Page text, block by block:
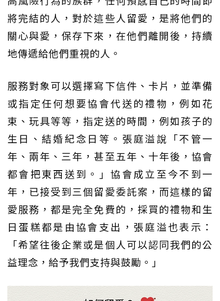
將完結的人，對於這些人留愛，是將他們的
關心與愛，保存下來，在他們離開後，持續
地傳遞給他們重視的人。
服務對象可以選擇寫下信件、卡片，並準備
或指定任何想要協會代送的禮物，例如花
束、玩具等等，指定送的時間，例如孩子的
生日、結婚紀念日等。張庭溢說「不管一
年、兩年、三年，甚至五年、十年後，協會
都會把東西送到。」協會成立至今不到一
年，已接受到三個留愛委託案，而這樣的留
愛服務，都是完全免費的，採買的禮物和生
日蛋糕都是由協會支出，張庭溢也表示：
「希望往後企業或是個人可以認同我們的公
益理念，給予我們支持與鼓勵。」